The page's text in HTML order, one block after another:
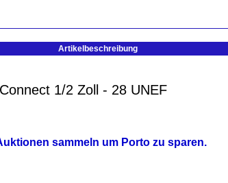
Artikelbeschreibung
1/2 Zoll - 28 UNEF
sammeln um Porto zu sparen.